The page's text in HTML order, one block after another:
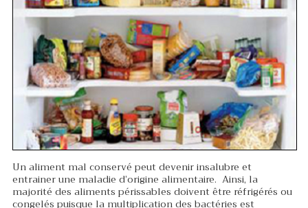
Un aliment mal conservé peut devenir insalubre et
entrainer une maladie d’origine alimentaire. Ainsi, la
majorité des aliments périssables doivent être réfrigérés ou
congelés puisque la multiplication des bactéries est